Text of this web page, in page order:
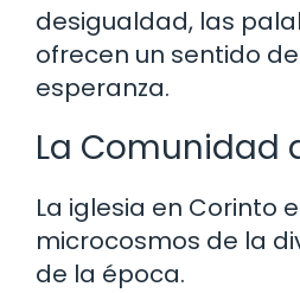
desigualdad, las
ofrecen un sentido
esperanza.
La Comunidad
La iglesia en Corinto
microcosmos de la
de la época.